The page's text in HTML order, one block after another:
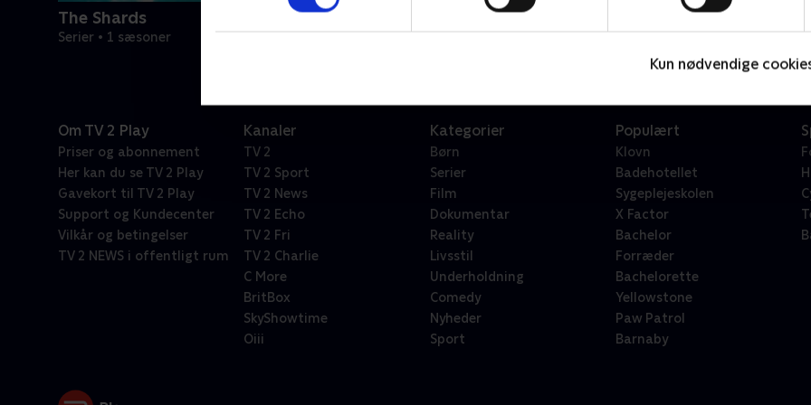
Kun nødvendige
The Shards
Serier • 1 sæsoner
Star Wars: Visions Presents - The Ninth Jedi
Om TV 2 Play
Priser og abonnement
Her kan du se TV 2 Play
Gavekort til TV 2 Play
Support og Kundecenter
Vilkår og betingelser
TV 2 NEWS i offentligt rum
Kanaler
TV 2
TV 2 Sport
TV 2 News
TV 2 Echo
TV 2 Fri
TV 2 Charlie
C More
BritBox
SkyShowtime
Oiii
Kategorier
Børn
Serier
Film
Dokumentar
Reality
Livsstil
Underholdning
Comedy
Nyheder
Sport
Populært
Klovn
Badehotellet
Sygeplejeskolen
X Factor
Bachelor
Forræder
Bachelorette
Yellowstone
Paw Patrol
Barnaby